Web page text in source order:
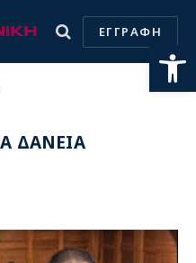
ΕΓΓΡΑΦΗ
ΔΑΝΕΙΑ